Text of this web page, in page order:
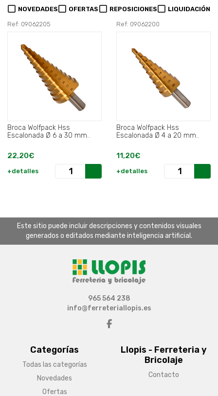
NOVEDADES OFERTAS REPOSICIONES LIQUIDACIÓN
Ref: 09062205
Broca Wolfpack Hss
Escalonada Ø 6 a 30 mm..
22,20€
+detalles
Ref: 09062200
Broca Wolfpack Hss
Escalonada Ø 4 a 20 mm..
11,20€
+detalles
Este sitio puede incluir descripciones y contenidos visuales
generados o editados mediante inteligencia artificial.
Categorías
Todas las categorías
Novedades
Ofertas
Llopis - Ferreteria y
Bricolaje
Contacto
965 564 238
info@ferreteriallopis.es